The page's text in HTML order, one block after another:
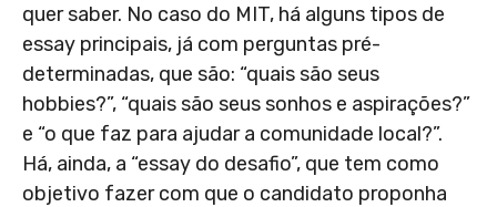
quer saber. No caso do MIT, há alguns tipos de
essay principais, já com perguntas pré-
determinadas, que são: “quais são seus
hobbies?”, “quais são seus sonhos e aspirações?”
e “o que faz para ajudar a comunidade local?”.
Há, ainda, a “essay do desafio”, que tem como
objetivo fazer com que o candidato proponha